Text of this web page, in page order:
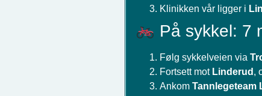
Klinikken vår ligger i
På sykkel: 7
Følg sykkelveien via
Fortsett mot Linderud ,
Ankom Tannlegeteam